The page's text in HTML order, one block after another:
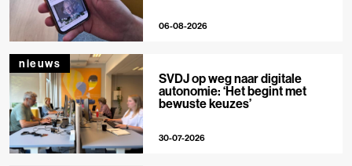
06-08-2026
nieuws
SVDJ op weg naar digitale
autonomie: ‘Het begint met
bewuste keuzes’
30-07-2026